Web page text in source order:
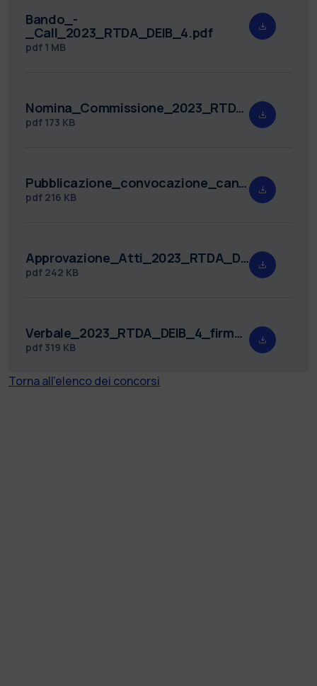
Bando_-
_Call_2023_RTDA_DEIB_4.pdf
pdf 1 MB
Nomina_Commissione_2023_RTDA_DEIB_4.pdf
pdf 173 KB
Pubblicazione_convocazione_candidati_2023_RTDA_DEIB_4.pdf
pdf 216 KB
Approvazione_Atti_2023_RTDA_DEIB_4.pdf
pdf 242 KB
Verbale_2023_RTDA_DEIB_4_firmato_Redatto.pdf
pdf 319 KB
Torna all'elenco dei concorsi